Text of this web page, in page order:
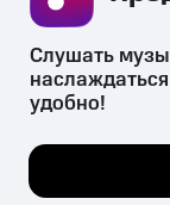
психотропных
их незаконный
Мы
Слушать
удобно!